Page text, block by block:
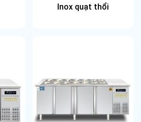
Inox quạt thổi